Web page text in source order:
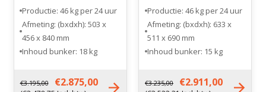
Productie: 46 kg per 24 uur
Afmeting: (bxdxh): 503 x
456 x 840 mm
Inhoud bunker: 18 kg
(L)
€3.195,00 €2.875,00
Productie: 46 kg per 24 uur
Afmeting: (bxdxh): 633 x
511 x 690 mm
Inhoud bunker: 15 kg
(L)
€3.235,00 €2.911,00